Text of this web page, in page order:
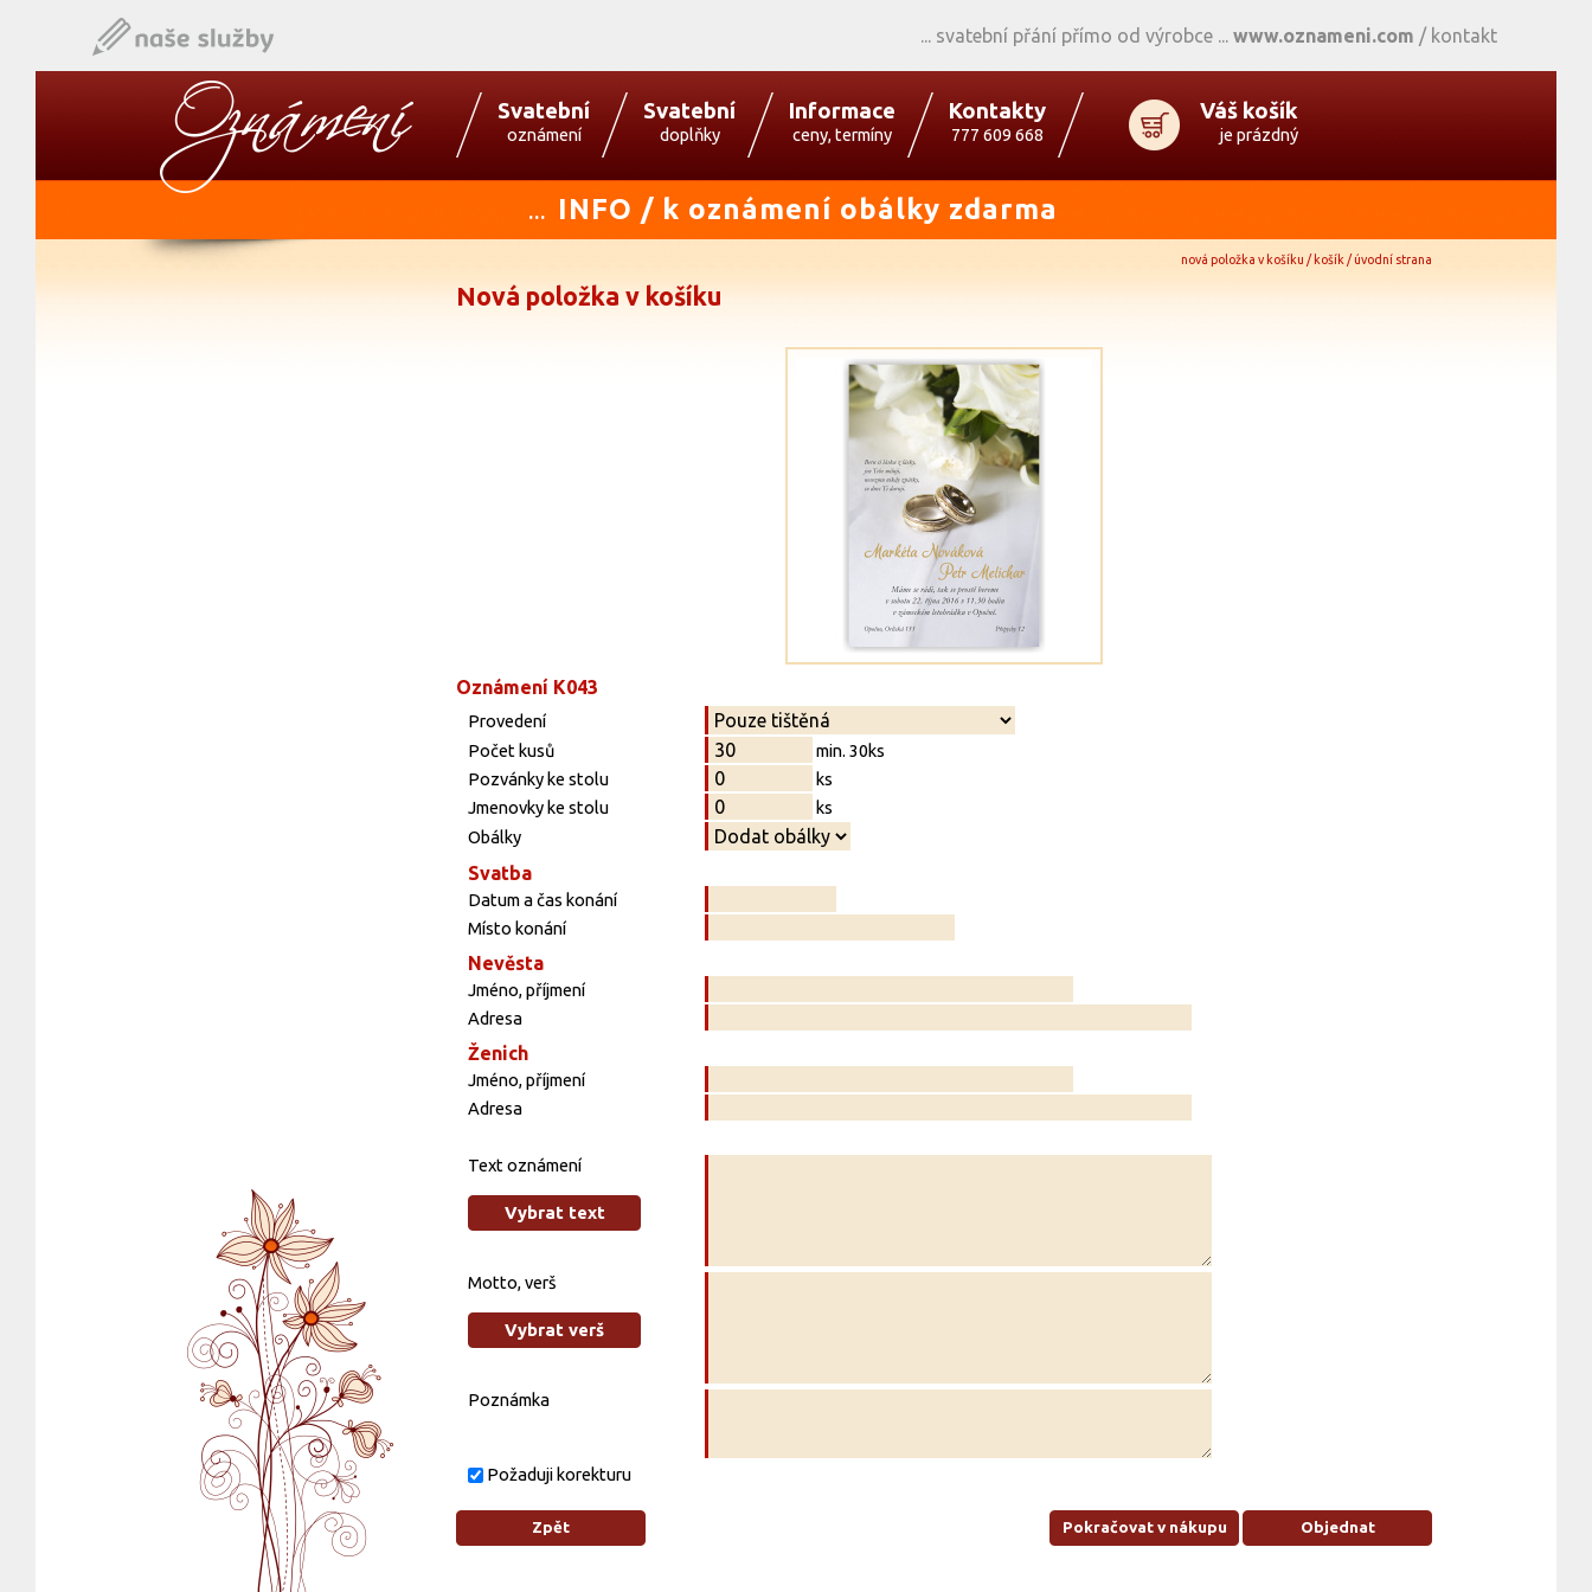
svatební přání přímo od výrobce www.oznameni.com / kontakt
Svatební
oznámení
Svatební
doplňky
Informace
ceny, termíny
Kontakty
777 609 668
Váš košík
je prázdný
... INFO / k oznámení obálky zdarma
nová položka v košíku / košík / úvodní strana
Nová položka v košíku
Oznámení K043
Provedení
Počet kusů
min. 30ks
Pozvánky ke stolu
ks
Jmenovky ke stolu
ks
Obálky
Svatba
Datum a čas konání
Místo konání
Nevěsta
Jméno, příjmení
Adresa
Ženich
Jméno, příjmení
Adresa
Text oznámení
Vybrat text
Motto, verš
Vybrat verš
Poznámka
Požaduji korekturu